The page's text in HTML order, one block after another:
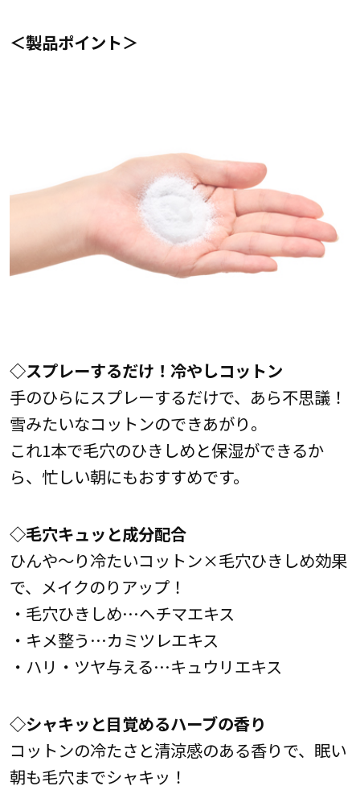
＜製品ポイント＞
◇スプレーするだけ！冷やしコットン
手のひらにスプレーするだけで、あら不思議！
雪みたいなコットンのできあがり。
これ1本で毛穴のひきしめと保湿ができるか
ら、忙しい朝にもおすすめです。
◇毛穴キュッと成分配合
ひんや～り冷たいコットン×毛穴ひきしめ効果
で、メイクのりアップ！
・毛穴ひきしめ…ヘチマエキス
・キメ整う…カミツレエキス
・ハリ・ツヤ与える…キュウリエキス
◇シャキッと目覚めるハーブの香り
コットンの冷たさと清涼感のある香りで、眠い
朝も毛穴までシャキッ！